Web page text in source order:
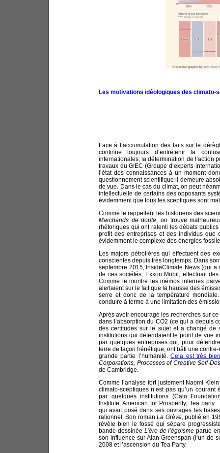
Les motivations idéologiques des climato-
Face à l’accumulation des faits sur le
continue toujours d’entretenir la
internationales, la détermination de l’action
travaux du GIEC (Groupe d’experts
l’état des connaissances à un moment
questionnement scientifique il demeure
de vue. Dans le cas du climat, on peut
intellectuelle de certains des opposants
évidemment que tous les sceptiques sont
Comme le rappellent les historiens des
Marchands de doute , on trouve
rhétoriques qui ont ralenti les débats
profit des entreprises et des individus que
évidemment le complexe des énergies
Les majors pétrolières qui effectuent des
conscientes depuis très longtemps. Dans
septembre 2015, InsideClimate News (qui
de ces sociétés, Exxon Mobil, effectuait
Comme le montre les mémos internes
alertaient sur le fait que la hausse des
serre et donc de la température
conduire à terme à une limitation des
Après avoir encouragé les recherches sur
dans l’absorption du CO2 (ce qui a depuis
des certitudes sur le sujet et a changé de
institutions qui défendaient le point de vue
par quelques entreprises qui, pour
terre de façon frénétique, ont bâti une
grande partie l’humanité.Cela est très
Corporations, Processes of Creative Self-
de Cambridge.
Comme l’analyse fort justement Naomi
climato-sceptiques n’est pas qu’un
par quelques institutions (Cato
Institute, American for Prosperity, Tea
qui avait posé dans ses ouvrages les
rationnel. Son romanLa Grève, publié en
révèle bien le fossé qui sépare
bande-dessinée L’ère de l’égoïsme parue
son influence sur Alan Greenspan (l’un de
2008 et l’ascension du Tea Party.